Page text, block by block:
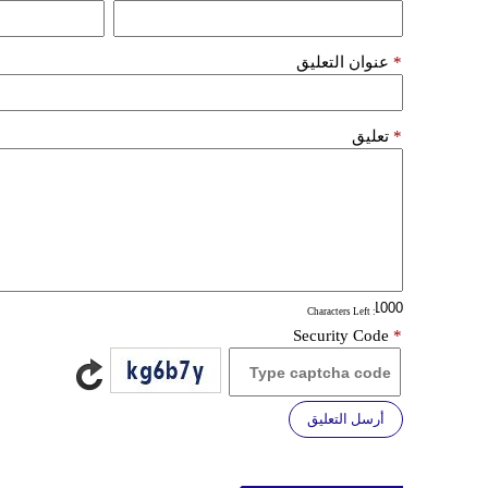
عنوان التعليق *
تعليق *
: Characters Left
Security Code *
أرسل التعليق